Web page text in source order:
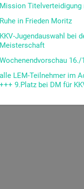
Mission Titelverteidigung
Ruhe in Frieden Moritz
KKV-Jugendauswahl bei
Meisterschaft
Wochenendvorschau 16./
alle LEM-Teilnehmer im
+++ 9.Platz bei DM für